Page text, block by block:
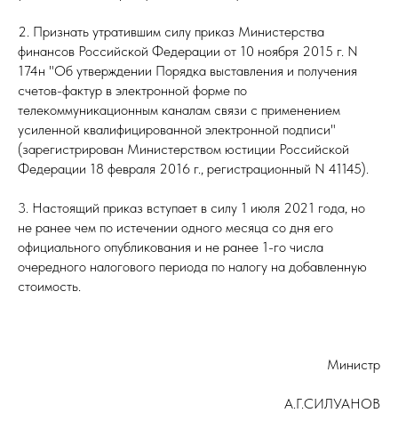
2. Признать утратившим силу приказ Министерства
финансов Российской Федерации от 10 ноября 2015 г. N
174н "Об утверждении Порядка выставления и получения
счетов-фактур в электронной форме по
телекоммуникационным каналам связи с применением
усиленной квалифицированной электронной подписи"
(зарегистрирован Министерством юстиции Российской
Федерации 18 февраля 2016 г., регистрационный N 41145).
3. Настоящий приказ вступает в силу 1 июля 2021 года, но
не ранее чем по истечении одного месяца со дня его
официального опубликования и не ранее 1-го числа
очередного налогового периода по налогу на добавленную
стоимость.
Министр
А.Г.СИЛУАНОВ